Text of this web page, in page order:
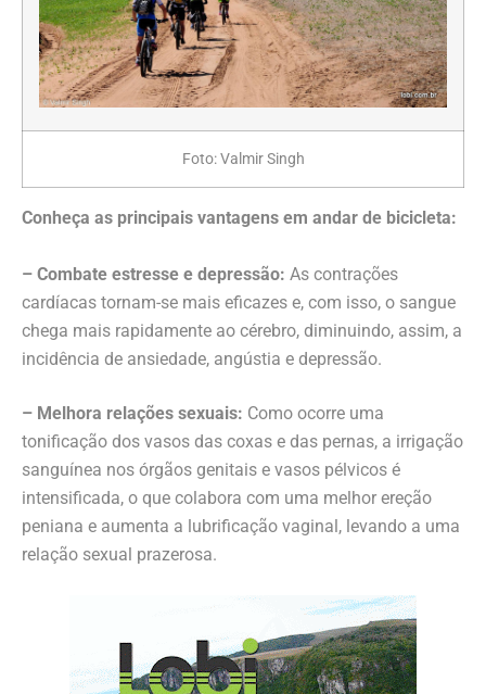
Foto: Valmir Singh
Conheça as principais vantagens em andar de bicicleta:
– Combate estresse e depressão: As contrações
cardíacas tornam-se mais eficazes e, com isso, o sangue
chega mais rapidamente ao cérebro, diminuindo, assim, a
incidência de ansiedade, angústia e depressão.
– Melhora relações sexuais: Como ocorre uma
tonificação dos vasos das coxas e das pernas, a irrigação
sanguínea nos órgãos genitais e vasos pélvicos é
intensificada, o que colabora com uma melhor ereção
peniana e aumenta a lubrificação vaginal, levando a uma
relação sexual prazerosa.